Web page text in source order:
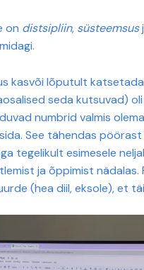
on distsipliin, süsteemsus
kasvõi lõputult
seda kutsuvad)
numbrid valmis
See tähendas pöörast
tegelikult esimesele
ja õppimist
(hea diil, eksole), et